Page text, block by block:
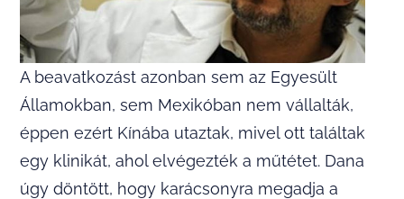
A beavatkozást azonban sem az Egyesült
Államokban, sem Mexikóban nem vállalták,
éppen ezért Kínába utaztak, mivel ott találtak
egy klinikát, ahol elvégezték a műtétet. Dana
úgy döntött, hogy karácsonyra megadja a